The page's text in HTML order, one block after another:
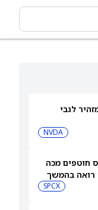
לגבי
NVDA
חוטפים מכה
רואה בהמשך
SPCX